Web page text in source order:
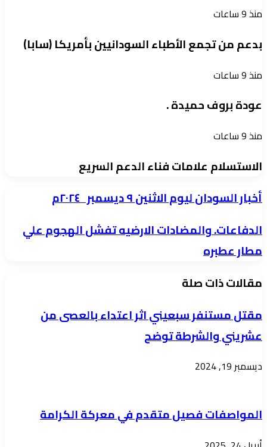
منذ 9 ساعات
بدعم من تجمع الأطباء السودانيين بأمريكا (سابا)
منذ 9 ساعات
عودة بروف حميدة .
منذ 9 ساعات
الاستسلام علامات فناء الدعم السريع
أخبار
ليوم
الاثنين
ديسمبر
٢٠٢٤م
أخبار السودان ليوم الاثنين ٩ ديسمبر ٢٠٢٤م
الدفاعات.
والمضادات
الارضيه
تفشل
علي
مطار
الدفاعات. والمضادات الارضيه تفشل الهجوم علي
مطار عطبره
مقالات ذات صلة
مقتل مستنفر سبعيني اثر اعتداء بالعصى من
عشريني والشرطة توضح
ديسمبر 19, 2024
المواصفات فصيل متقدم في معركة الكرامة